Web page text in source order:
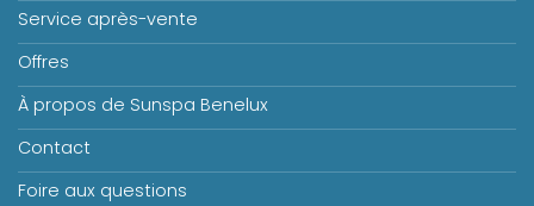
Service après-vente
Offres
À propos de Sunspa Benelux
Contact
Foire aux questions